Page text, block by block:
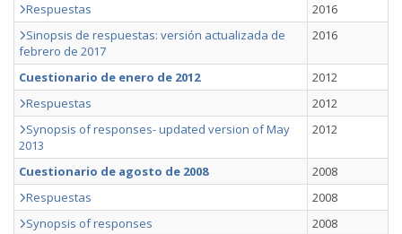
Respuestas
2016
Sinopsis de respuestas: versión actualizada de
febrero de 2017
2016
Cuestionario de enero de 2012
2012
Respuestas
2012
Synopsis of responses- updated version of May
2013
2012
Cuestionario de agosto de 2008
2008
Respuestas
2008
Synopsis of responses
2008